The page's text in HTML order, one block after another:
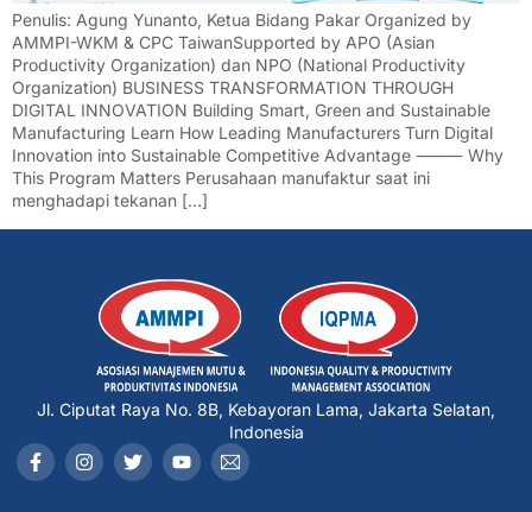
Penulis: Agung Yunanto, Ketua Bidang Pakar Organized by
AMMPI-WKM & CPC TaiwanSupported by APO (Asian
Productivity Organization) dan NPO (National Productivity
Organization) BUSINESS TRANSFORMATION THROUGH
DIGITAL INNOVATION Building Smart, Green and Sustainable
Manufacturing Learn How Leading Manufacturers Turn Digital
Innovation into Sustainable Competitive Advantage ⸻ Why
This Program Matters Perusahaan manufaktur saat ini
menghadapi tekanan […]
Jl. Ciputat Raya No. 8B, Kebayoran Lama, Jakarta Selatan,
Indonesia